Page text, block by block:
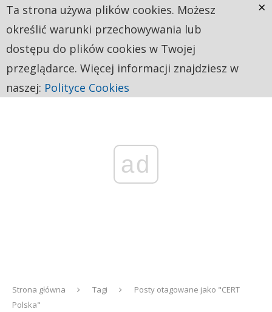
ad
Strona główna Tagi
Posty otagowane jako "CERT
Polska"
Ta strona używa plików cookies. Możesz
określić warunki przechowywania lub
dostępu do plików cookies w Twojej
przeglądarce. Więcej informacji znajdziesz w
naszej: Polityce Cookies
×